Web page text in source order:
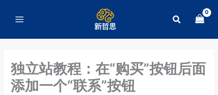
容
搜
独立站教程：在“购买”按钮后面
添加一个“联系”按钮